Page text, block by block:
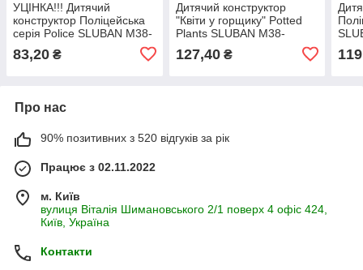
УЦІНКА!!! Дитячий
конструктор Поліцейська
серія Police SLUBAN M38-
83,20 ₴
Дитячий конструктор
"Квіти у горщику" Potted
Plants SLUBAN M38-
127,40₴ 119
Про нас
90% позитивних з 520 відгуків за рік
Працює з 02.11.2022
м. Київ
вулиця Віталія Шимановського 2/1 поверх 4 офіс 424,
Київ, Україна
Контакти